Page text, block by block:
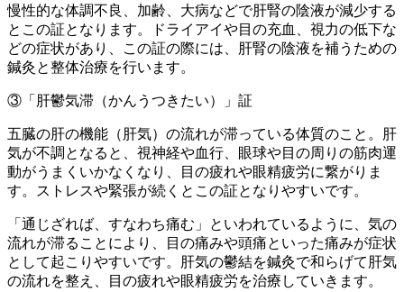
慢性的な体調不良、加齢、大病などで肝腎の陰液が減少する
とこの証となります。ドライアイや目の充血、視力の低下な
どの症状があり、この証の際には、肝腎の陰液を補うための
鍼灸と整体治療を行います。
③「肝鬱気滞（かんうつきたい）」証
五臓の肝の機能（肝気）の流れが滞っている体質のこと。肝
気が不調となると、視神経や血行、眼球や目の周りの筋肉運
動がうまくいかなくなり、目の疲れや眼精疲労に繋がりま
す。ストレスや緊張が続くとこの証となりやすいです。
「通じざれば、すなわち痛む」といわれているように、気の
流れが滞ることにより、目の痛みや頭痛といった痛みが症状
として起こりやすいです。肝気の鬱結を鍼灸で和らげて肝気
の流れを整え、目の疲れや眼精疲労を治療していきます。